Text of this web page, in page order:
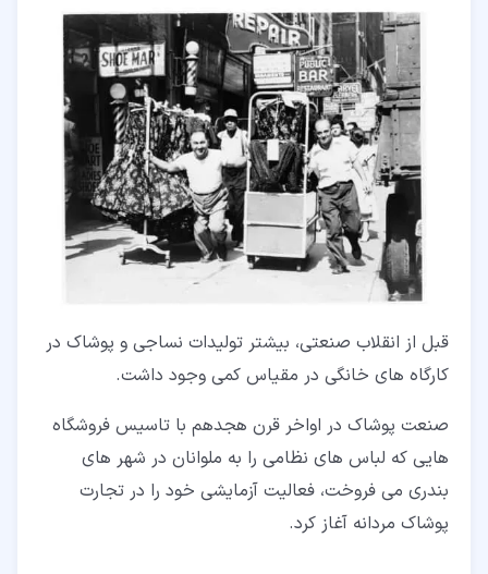
قبل از انقلاب صنعتی، بیشتر تولیدات نساجی و پوشاک در
کارگاه های خانگی در مقیاس کمی وجود داشت.
صنعت پوشاک در اواخر قرن هجدهم با تاسیس فروشگاه
هایی که لباس های نظامی را به ملوانان در شهر های
بندری می فروخت، فعالیت آزمایشی خود را در تجارت
پوشاک مردانه آغاز کرد.